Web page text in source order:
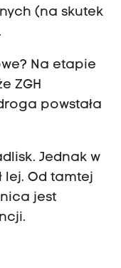
(na skutek
Na etapie
ZGH
powstała
Jednak w
lej. Od tamtej
jest